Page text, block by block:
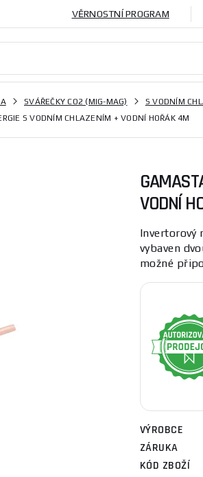
VĚRNOSTNÍ PROGRAM
SVÁŘEČKY CO2 (MIG-MAG)
S VODNÍM
S VODNÍM CHLAZENÍM + VODNÍ HOŘÁK 4M
VODNÍ
Invertorový
vybaven
možné
VÝROBCE
ZÁRUKA
KÓD ZBOŽÍ